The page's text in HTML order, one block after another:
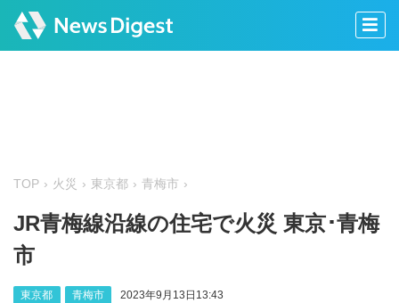
TOP 火災 東京都 青梅市
JR青梅線沿線の住宅で火災 東京･青梅
市
東京都 青梅市 2023年9月13日13:43